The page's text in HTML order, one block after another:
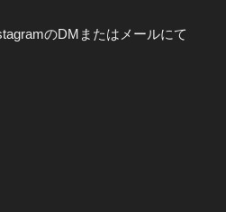
のDMまたはメールにて